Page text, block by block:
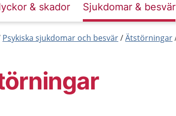
& skador Sjukdomar & besvär
Psykiska sjukdomar och besvär Ätstörningar